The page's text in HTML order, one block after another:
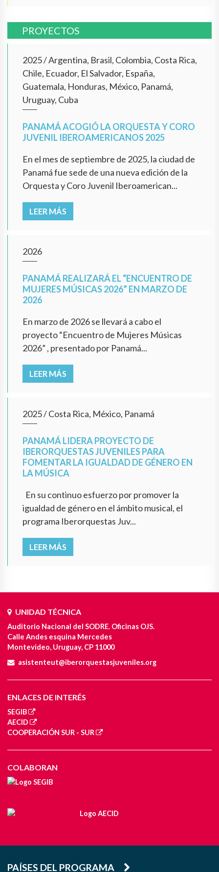
PROYECTOS
2025/Argentina, Brasil, Colombia, Costa Rica,
Chile, Ecuador, El Salvador, España,
Guatemala, Honduras, México, Panamá,
Uruguay, Cuba
PANAMÁ ACOGIÓ LA ORQUESTA Y CORO
JUVENIL IBEROAMERICANOS 2025
En el mes de septiembre de 2025, la ciudad de
Panamá fue sede de una nueva edición de la
Orquesta y Coro Juvenil Iberoamerican...
LEER MÁS
2026
PANAMÁ REALIZARÁ EL “ENCUENTRO DE
MUJERES MÚSICAS 2026” EN MARZO DE
2026
En marzo de 2026 se llevará a cabo el
proyecto “Encuentro de Mujeres Músicas
2026” , presentado por Panamá...
LEER MÁS
2025/Costa Rica, México, Panamá
PANAMÁ LIDERA PROYECTO DE
IBERORQUESTAS JUVENILES PARA
FOMENTAR LA IGUALDAD DE GÉNERO EN
LA MÚSICA
En su continuo esfuerzo por promover la
igualdad de género en el ámbito musical, el
programa Iberorquestas Juv...
LEER MÁS
UNIDAD TÉCNICA
Auditorio Nacional del SODRE. Oficinas OJS.
Calle Andes esquina Mercedes
Montevideo, Uruguay, CP 11000
asistenteut@iberorquestasjuveniles.org
ENLACES DE INTERÉS
SEGIB
AECID
COOPERACIÓN SUR - SUR
COLABORAN
PAÍSES DEL PROGRAMA